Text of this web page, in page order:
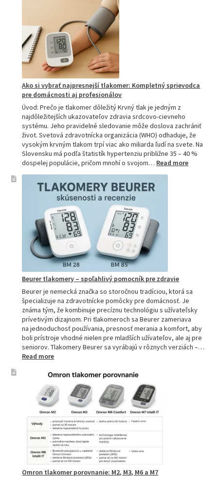
prečo
je
hitom
na
Slovensku?
Ako si vybrať najpresnejší tlakomer: Kompletný sprievodca
pre domácnosti aj profesionálov
Úvod: Prečo je tlakomer dôležitý Krvný tlak je jedným z
najdôležitejších ukazovateľov zdravia srdcovo-cievneho
systému. Jeho pravidelné sledovanie môže doslova zachrániť
život. Svetová zdravotnícka organizácia (WHO) odhaduje, že
vysokým krvným tlakom trpí viac ako miliarda ľudí na svete. Na
Slovensku má podľa štatistík hypertenziu približne 35 – 40 %
dospelej populácie, pričom mnohí o svojom… Read more:
Beurer tlakomery – spoľahlivý pomocník pre zdravie
Beurer je nemecká značka so storočnou tradíciou, ktorá sa
špecializuje na zdravotnícke pomôcky pre domácnosť. Je
známa tým, že kombinuje precíznu technológiu s užívateľsky
prívetivým dizajnom. Pri tlakomeroch sa Beurer zameriava
na jednoduchosť používania, presnosť merania a komfort, aby
boli prístroje vhodné nielen pre mladších užívateľov, ale aj pre
seniorov. Tlakomery Beurer sa vyrábajú v rôznych verziách –…
Read more:
tlakomery
spoľahlivý
pomocník
pre
zdravie
Omron tlakomer porovnanie: M2, M3, M6 a M7